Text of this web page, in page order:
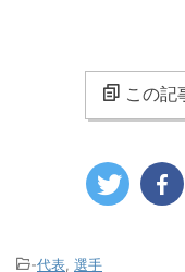
この記
-代表 選手